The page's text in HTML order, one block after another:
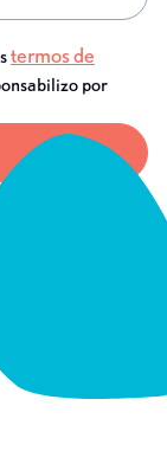
termos de
por